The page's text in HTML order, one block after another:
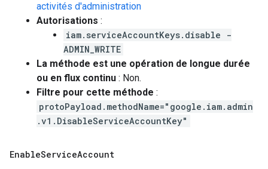
activités d'administration
Autorisations :
iam.serviceAccountKeys.disable -
ADMIN_WRITE
La méthode est une opération de longue durée
ou en flux continu : Non.
Filtre pour cette méthode :
protoPayload.methodName="google.iam.admin
.v1.DisableServiceAccountKey"
EnableServiceAccount